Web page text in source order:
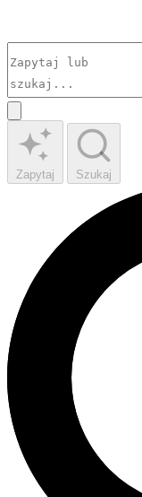
Zapytaj Szukaj